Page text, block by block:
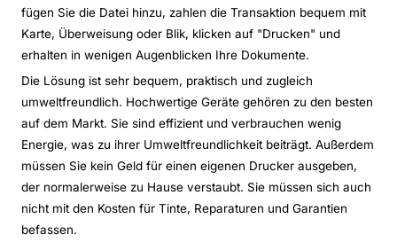
fügen Sie die Datei hinzu, zahlen die Transaktion bequem mit
Karte, Überweisung oder Blik, klicken auf "Drucken" und
erhalten in wenigen Augenblicken Ihre Dokumente.
Die Lösung ist sehr bequem, praktisch und zugleich
umweltfreundlich. Hochwertige Geräte gehören zu den besten
auf dem Markt. Sie sind effizient und verbrauchen wenig
Energie, was zu ihrer Umweltfreundlichkeit beiträgt. Außerdem
müssen Sie kein Geld für einen eigenen Drucker ausgeben,
der normalerweise zu Hause verstaubt. Sie müssen sich auch
nicht mit den Kosten für Tinte, Reparaturen und Garantien
befassen.